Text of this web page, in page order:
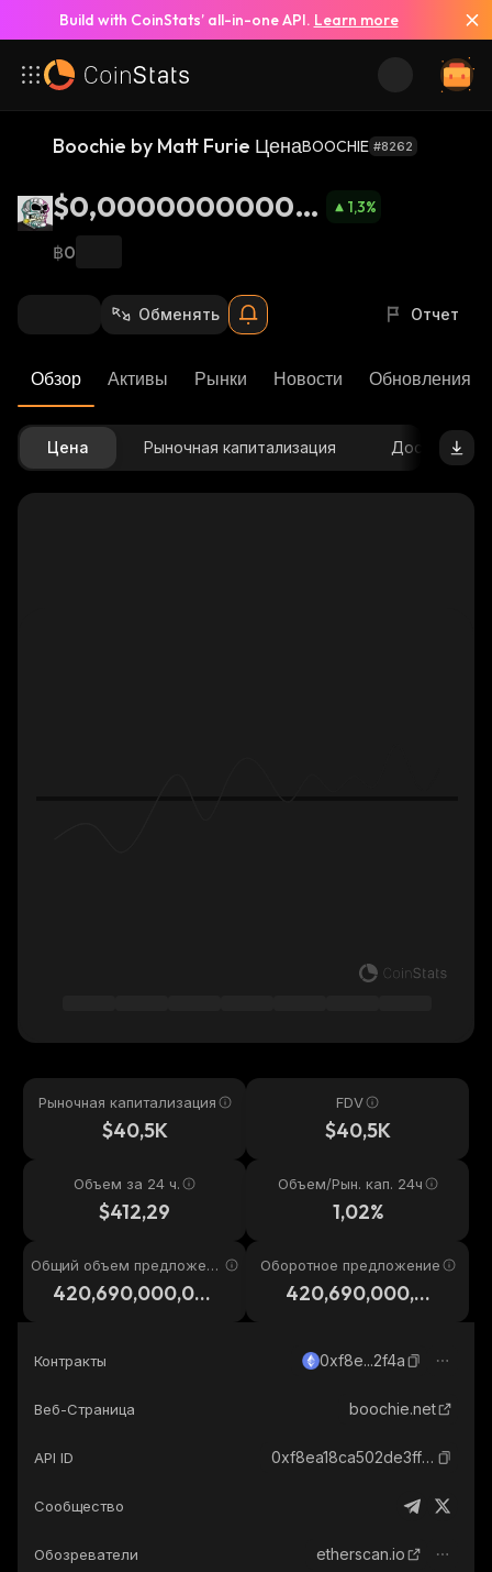
Build with CoinStats’ all-in-one API. Learn more
Boochie by Matt Furie ЦенаBOOCHIE #8262
$0,00000000009
63
1,3%
฿0
Обменять Отчет
Обзор Активы Рынки Новости Обновления
Цена Рыночная капитализация Доступное
Рыночная капитализация
$40,5K
FDV
$40,5K
Объем за 24 ч.
$412,29
Объем/Рын. кап. 24ч
1,02%
Общий объем предложени
420,690,000,00
Оборотное предложение
420,690,000,00
Контракты 0xf8e...2f4a
Веб-Страница boochie.net
API ID 0xf8ea18ca502de3ffaa9b8ed95a21878ee41a2f4a_ethereum
Сообщество
Обозреватели etherscan.io